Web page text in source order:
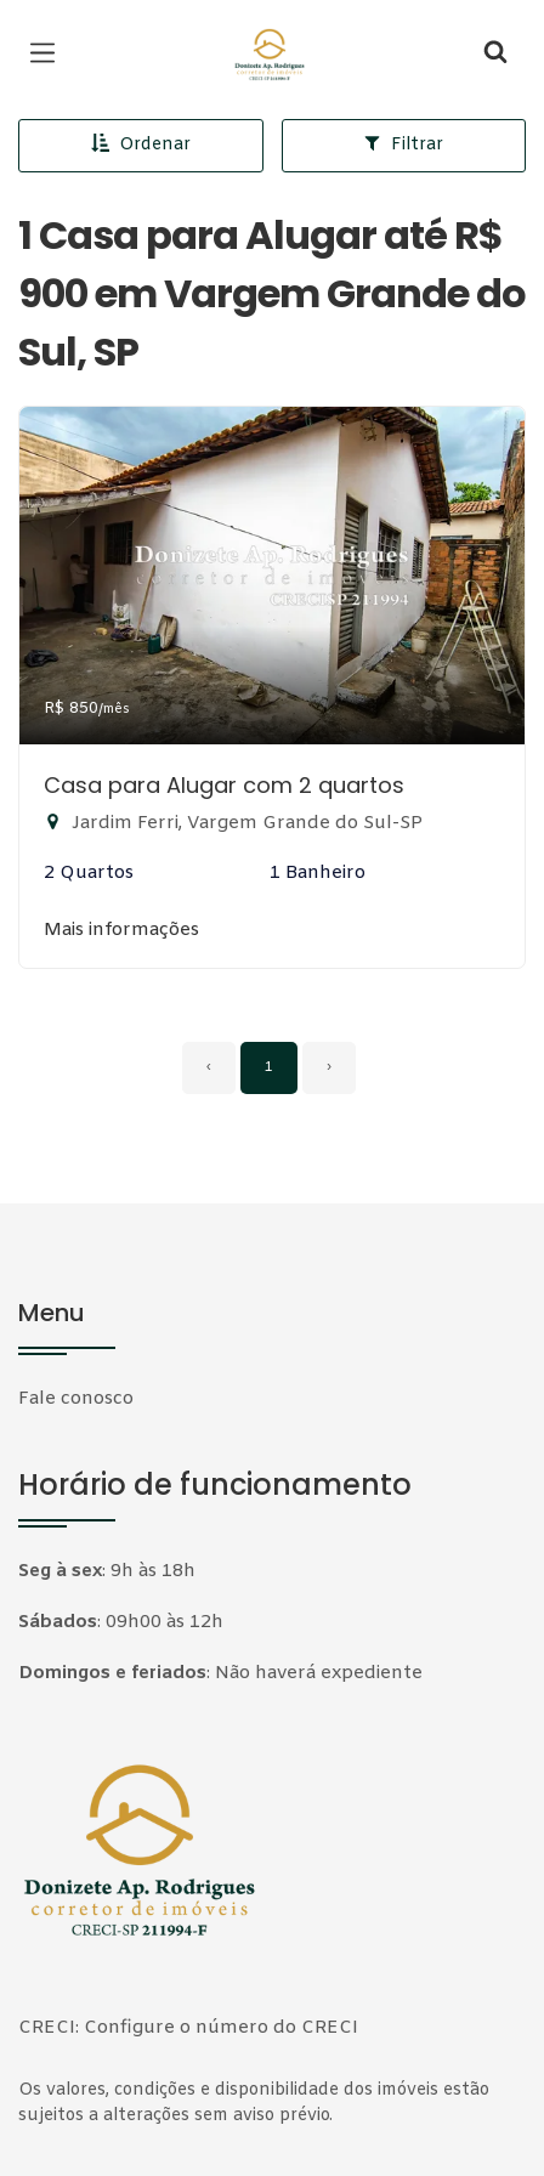
Página inicial
Ordenar Filtrar
1 Casa para Alugar até R$
900 em Vargem Grande do
Sul, SP
R$ 850/mês
Casa para Alugar com 2 quartos
Jardim Ferri, Vargem Grande do Sul-SP
2 Quartos 1 Banheiro
Mais informações
‹ 1 ›
Menu
Fale conosco
Horário de funcionamento
Seg à sex: 9h às 18h
Sábados: 09h00 às 12h
Domingos e feriados: Não haverá expediente
CRECI: Configure o número do CRECI
Os valores, condições e disponibilidade dos imóveis estão
sujeitos a alterações sem aviso prévio.